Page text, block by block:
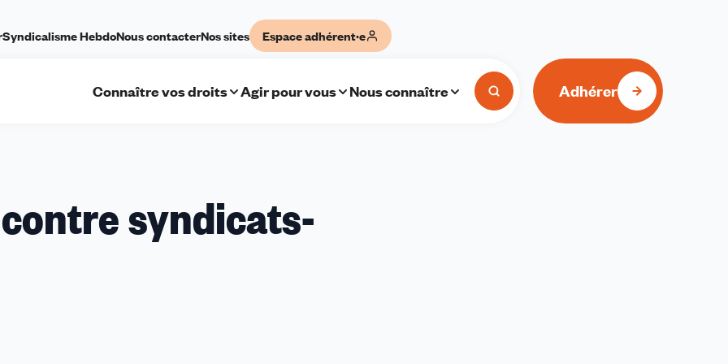
Syndicalisme HebdoNous contacterNos sites Espace adhérent·e
Connaître vos droits Agir pour vous Nous connaître Adhérer
syndicats-